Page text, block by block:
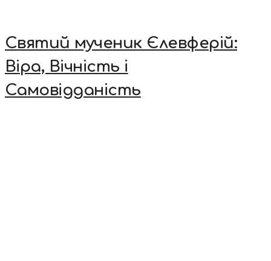
Святий мученик Єлевферій:
Віра, Вічність і
Самовідданість